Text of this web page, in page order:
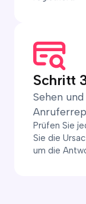
Schritt
Sehen
Prüfen Sie
Sie die
um die